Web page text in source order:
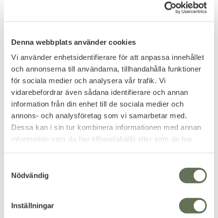
Denna webbplats använder cookies
Vi använder enhetsidentifierare för att anpassa innehållet
och annonserna till användarna, tillhandahålla funktioner
för sociala medier och analysera vår trafik. Vi
vidarebefordrar även sådana identifierare och annan
information från din enhet till de sociala medier och
annons- och analysföretag som vi samarbetar med.
Dessa kan i sin tur kombinera informationen med annan
information som du har tillhandahållit eller som de har
Nödvändig
Inställningar
Lägg till i favoriter
T4E PBP
Precisionskulor Peppar
10-pack
Lägg till i favoriter
T4E MB 50 Markerande
Kulor .50 2x250-pack
Grön
med tydlig markering.